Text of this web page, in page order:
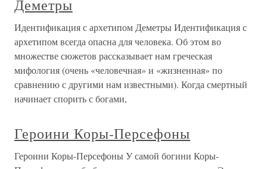
Деметры
Идентификация с архетипом Деметры Идентификация с
архетипом всегда опасна для человека. Об этом во
множестве сюжетов рассказывает нам греческая
мифология (очень «человечная» и «жизненная» по
сравнению с другими нам известными). Когда смертный
начинает спорить с богами,
Героини Коры-Персефоны
Героини Коры-Персефоны У самой богини Коры-